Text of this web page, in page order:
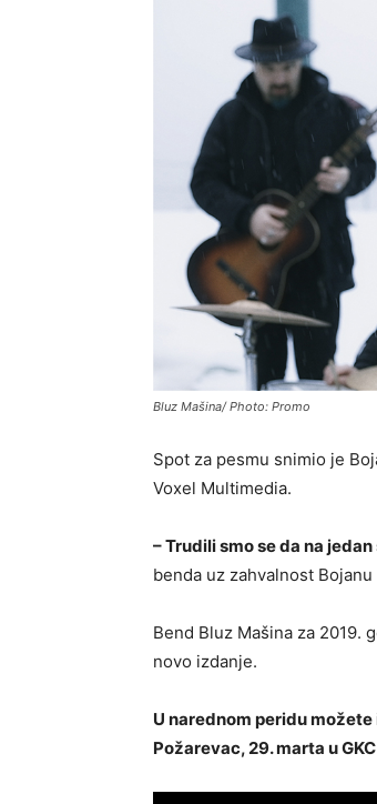
Bluz Mašina/ Photo: Promo
Spot za pesmu snimio je
Voxel Multimedia.
– Trudili smo se da na
benda uz zahvalnost
Bend Bluz Mašina za 2019.
novo izdanje.
U narednom peridu
Požarevac, 29. marta u